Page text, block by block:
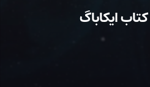
ایکاباگ